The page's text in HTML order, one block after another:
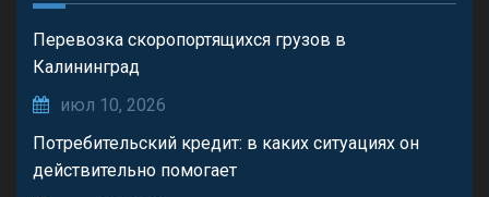
Перевозка скоропортящихся грузов в
Калининград
июл 10, 2026
Потребительский кредит: в каких ситуациях он
действительно помогает